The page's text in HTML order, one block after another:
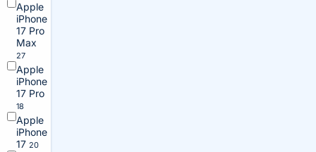
Apple
iPhone
17 Pro
Max
27
Apple
iPhone
17 Pro
18
Apple
iPhone
17 20